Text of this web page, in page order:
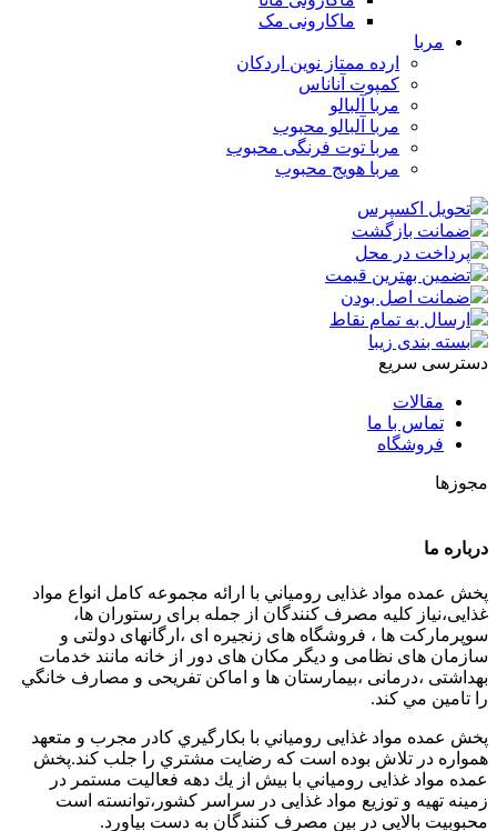
ماکارونی مک
مربا
ارده ممتاز نوین اردکان
کمپوت آناناس
مربا آلبالو
مربا آلبالو محبوب
مربا توت فرنگی محبوب
مربا هویج محبوب
تحویل اکسپرس
ضمانت بازگشت
پرداخت در محل
تضمین بهترین قیمت
ضمانت اصل بودن
ارسال به تمام نقاط
بسته بندی زیبا
دسترسی سریع
مقالات
تماس با ما
فروشگاه
مجوزها
درباره ما
پخش عمده مواد غذایی رومياني با ارائه مجموعه كامل انواع مواد
غذایی،نياز كليه مصرف كنندگان از جمله برای رستوران ها،
سوپرمارکت ها ، فروشگاه های زنجیره ای ،ارگانهای دولتی و
سازمان های نظامی و دیگر مکان های دور از خانه مانند خدمات
بهداشتی ،درمانی ،بیمارستان ها و اماکن تفریحی و مصارف خانگي
را تامین مي كند.
پخش عمده مواد غذایی رومياني با بكارگيري كادر مجرب و متعهد
همواره در تلاش بوده است كه رضايت مشتري را جلب كند.پخش
عمده مواد غذایی رومياني با بيش از يك دهه فعاليت مستمر در
زمينه تهيه و توزيع مواد غذایی در سراسر كشور،توانسته است
محبوبيت بالايي در بين مصرف كنندگان به دست بياورد.